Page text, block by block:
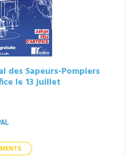
des Sapeurs-Pompiers
le 13 juillet